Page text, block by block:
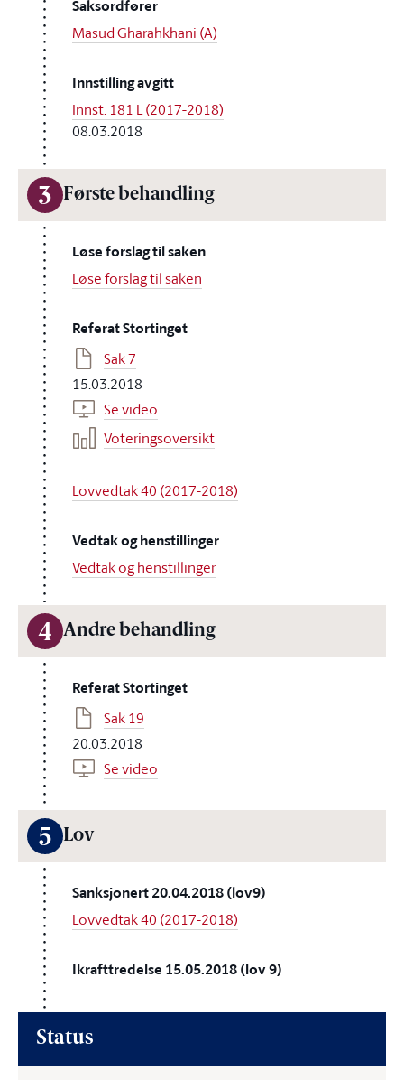
Saksordfører
Masud Gharahkhani (A)
Innstilling avgitt
Innst. 181 L (2017-2018)
08.03.2018
3 Første behandling
Løse forslag til saken
Løse forslag til saken
Referat Stortinget
Sak 7
15.03.2018
Se video
Voteringsoversikt
Lovvedtak 40 (2017-2018)
Vedtak og henstillinger
Vedtak og henstillinger
4 Andre behandling
Referat Stortinget
Sak 19
20.03.2018
Se video
5 Lov
Sanksjonert 20.04.2018 (lov9)
Lovvedtak 40 (2017-2018)
Ikrafttredelse 15.05.2018 (lov 9)
Status